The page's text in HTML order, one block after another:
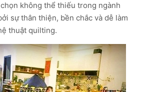
không thể thiếu trong ngành
sự thân thiện, bền chắc và dễ làm
thuật quilting.